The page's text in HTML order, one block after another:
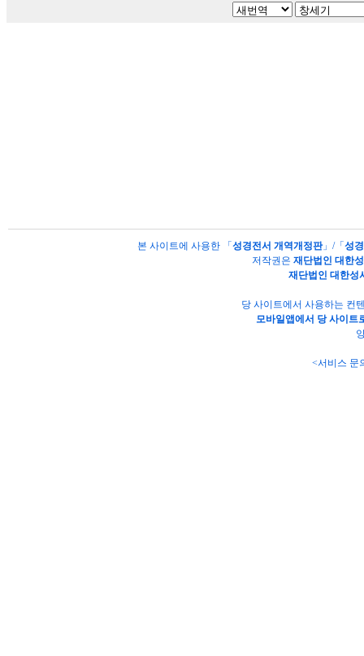
본 사이트에 사용한 「 성경전서 개역개정판」/「 성
저작권은 재단법인 대한
재단법인 대한성
당 사이트에서 사용하는 컨
모바일앱에서 당 사이트
<서비스 문